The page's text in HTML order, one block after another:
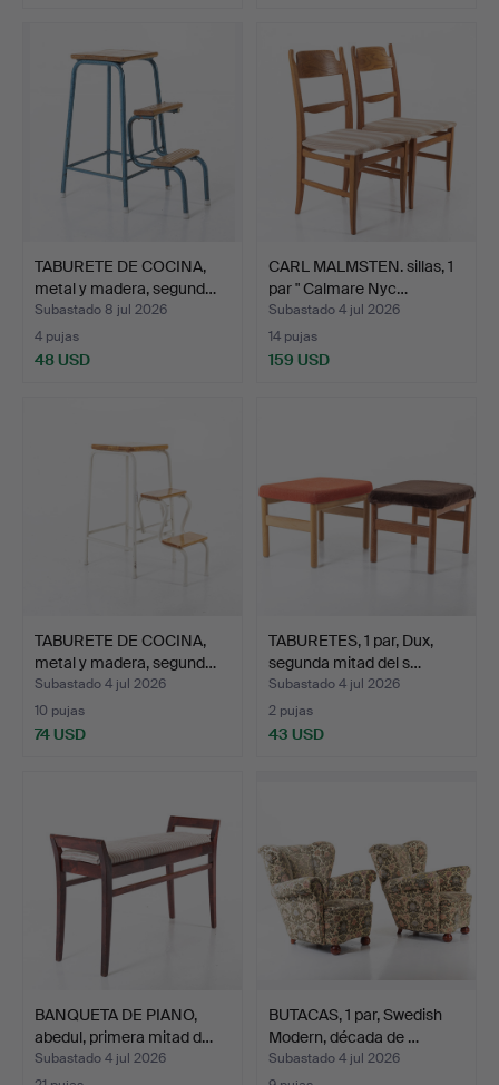
TABURETE DE COCINA,
metal y madera, segund…
Subastado 8 jul 2026
4 pujas
48 USD
CARL MALMSTEN. sillas, 1
par " Calmare Nyc…
Subastado 4 jul 2026
14 pujas
159 USD
TABURETE DE COCINA,
metal y madera, segund…
Subastado 4 jul 2026
10 pujas
74 USD
TABURETES, 1 par, Dux,
segunda mitad del s…
Subastado 4 jul 2026
2 pujas
43 USD
BANQUETA DE PIANO,
abedul, primera mitad d…
Subastado 4 jul 2026
BUTACAS, 1 par, Swedish
Modern, década de …
Subastado 4 jul 2026